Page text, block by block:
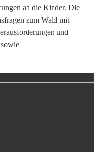
an die Kinder. Die
zum Wald mit
und